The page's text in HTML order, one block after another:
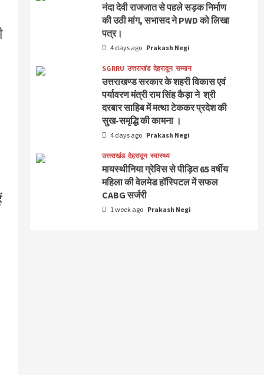
नंदा देवी राजजात से पहले सड़क निर्माण
की उठी मांग, सभासद ने PWD को लिखा
पत्र।
4 days ago Prakash Negi
SGRRU उत्तराखंड देहरादून सम्मान
उत्तराखण्ड सरकार के शहरी विकास एवं
पर्यावरण मंत्री राम सिंह कैड़ा ने श्री
दरबार साहिब में मत्था टेककर प्रदेश की
सुख-समृद्धि की कामना ।
4 days ago Prakash Negi
उत्तराखंड देहरादून स्वास्थ्य
मायस्थीनिया ग्रेविस से पीड़ित 65 वर्षीय
महिला की वेलमेड हॉस्पिटल में सफल
CABG सर्जरी
1 week ago Prakash Negi